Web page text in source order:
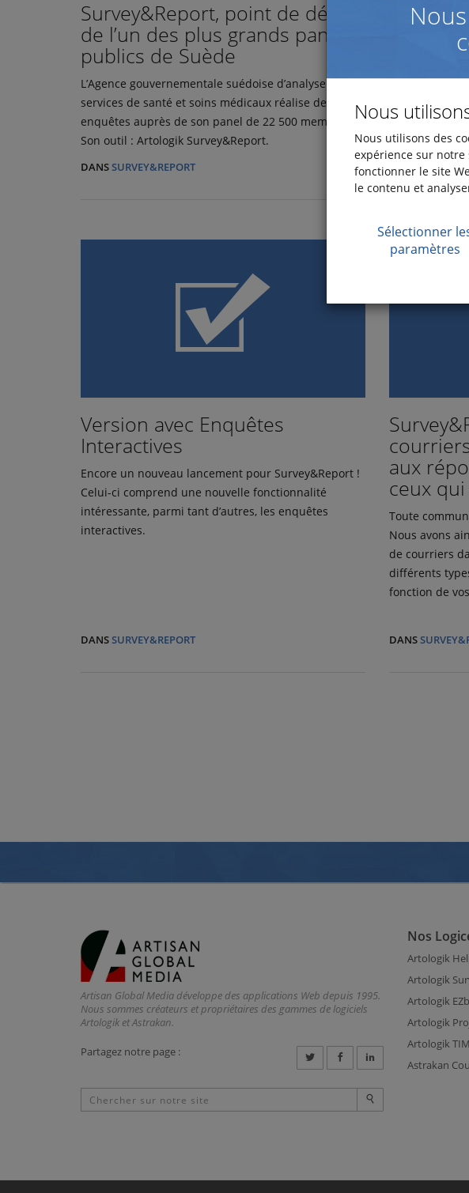
Survey&Report, point de départ
de l’un des plus grands panels
publics de Suède
L’Agence gouvernementale suédoise d’analyse des
services de santé et soins médicaux réalise des
enquêtes auprès de son panel de 22 500 membres.
Son outil : Artologik Survey&Report.
DANSSURVEY&REPORT
avons ajouté
DANS
Version avec Enquêtes
Interactives
Encore un nouveau lancement pour Survey&Report !
Celui-ci comprend une nouvelle fonctionnalité
intéressante, parmi tant d’autres, les enquêtes
interactives.
DANSSURVEY&REPORT
aux
ceux
Toute
Nous avons
de courriers
différents
fonction de
DANS
Artisan Global Media développe des applications Web depuis 1995.
Nous sommes créateurs et propriétaires des gammes de logiciels
Artologik et Astrakan.
Partagez notre page :
Nos
Artologik
Artologik
Artologik
Artologik
Artologik
Astrakan
Nous
Nous utilisons des
expérience sur notre
fonctionner le site
le contenu et
Sélectionner
paramètres